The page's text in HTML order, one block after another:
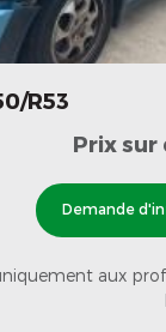
R53
Prix sur
Demande
aux